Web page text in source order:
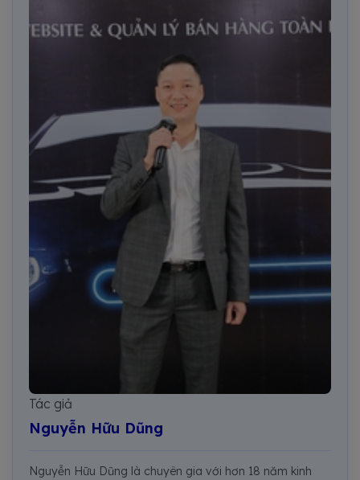
Tác giả
Nguyễn Hữu Dũng
Nguyễn Hữu Dũng là chuyên gia với hơn 18 năm kinh